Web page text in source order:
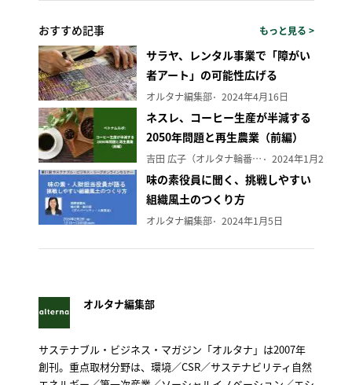
おすすめ記事 もっと見る >
サラヤ、レンタル事業で「障がい
者アート」の可能性広げる
オルタナ編集部 2024年4月16日
ネスレ、コーヒー生産が半減する
2050年問題と再生農業（前編）
吉田 広子（オルタナ輪番編集長） 2024年1月29日
味の素役員に聞く、挑戦しやすい
組織風土のつくり方
オルタナ編集部 2024年1月5日
オルタナ編集部
サステナブル・ビジネス・マガジン「オルタナ」は2007年
創刊。重点取材分野は、環境／CSR／サステナビリティ自然